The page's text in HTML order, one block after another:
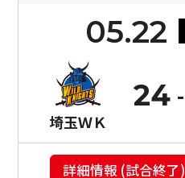
05.22
埼玉ＷＫ
24
詳細情報 (試合終了)